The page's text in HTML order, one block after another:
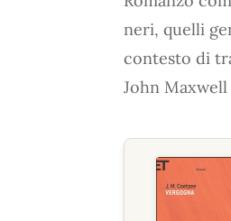
neri, quelli
contesto di
John